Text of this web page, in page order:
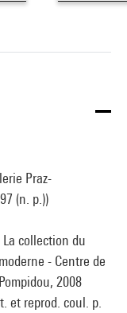
Praz-
(n. p.))
collection du
- Centre de
2008
et reprod. coul. p.